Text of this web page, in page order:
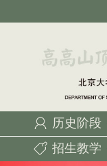
历史阶段
招生教学